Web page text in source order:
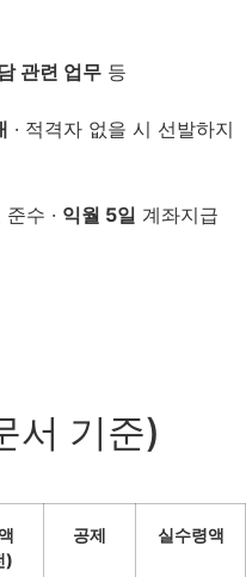
관련 업무 등
· 적격자 없을 시 선발하지
준수 · 익월 5일 계좌지급
서 기준)
)
공제 실수령액